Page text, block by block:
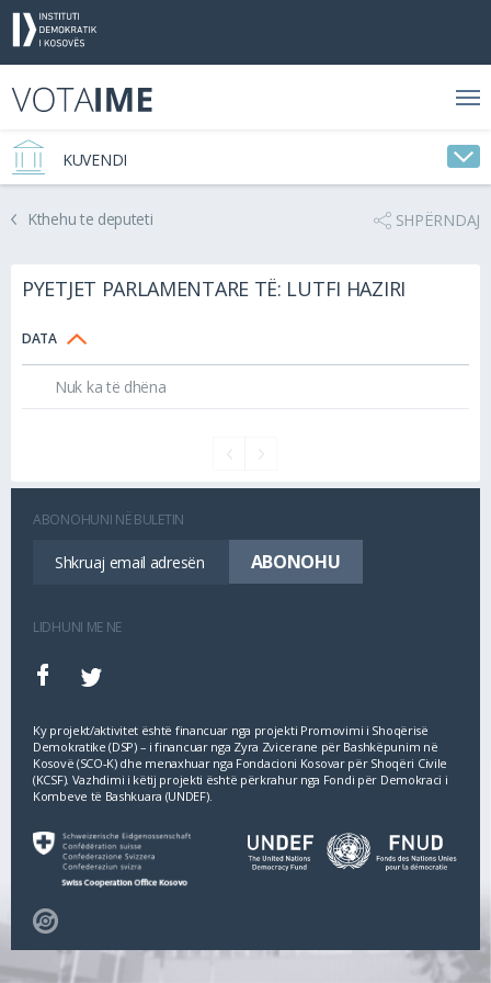
KUVENDI
Kthehu te deputeti SHPËRNDAJ
PYETJET PARLAMENTARE TË: LUTFI HAZIRI
DATA
Nuk ka të dhëna
ABONOHUNI NË BULETIN
LIDHUNI ME NE
Ky projekt/aktivitet është financuar nga projekti Promovimi i Shoqërisë
Demokratike (DSP) – i financuar nga Zyra Zvicerane për Bashkëpunim në
Kosovë (SCO‐K) dhe menaxhuar nga Fondacioni Kosovar për Shoqëri Civile
(KCSF). Vazhdimi i këtij projekti është përkrahur nga Fondi për Demokraci i
Kombeve të Bashkuara (UNDEF).